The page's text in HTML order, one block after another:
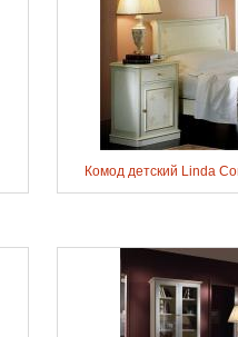
Комод детский Linda